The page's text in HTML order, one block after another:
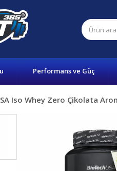
Performans ve Güç
Iso Whey Zero Çikolata